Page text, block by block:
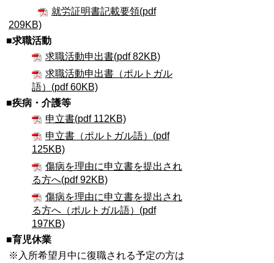
就労証明書記載要領(pdf
209KB)
■求職活動
求職活動申出書(pdf 82KB)
求職活動申出書（ポルトガル
語）(pdf 60KB)
■疾病・介護等
申立書(pdf 112KB)
申立書（ポルトガル語）(pdf
125KB)
傷病を理由に申立書を提出され
る方へ(pdf 92KB)
傷病を理由に申立書を提出され
る方へ（ポルトガル語）(pdf
197KB)
■育児休業
※入所希望月中に復職される予定の方は